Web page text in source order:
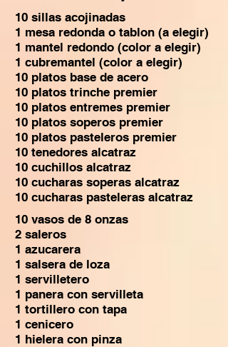
10 sillas acojinadas
1 mesa redonda o tablon (a elegir)
1 mantel redondo (color a elegir)
1 cubremantel (color a elegir)
10 platos base de acero
10 platos trinche premier
10 platos entremes premier
10 platos soperos premier
10 platos pasteleros premier
10 tenedores alcatraz
10 cuchillos alcatraz
10 cucharas soperas alcatraz
10 cucharas pasteleras alcatraz
10 vasos de 8 onzas
2 saleros
1 azucarera
1 salsera de loza
1 servilletero
1 panera con servilleta
1 tortillero con tapa
1 cenicero
1 hielera con pinza